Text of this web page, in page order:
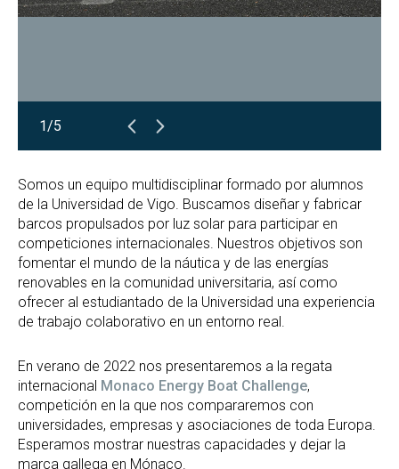
1/5
Somos un equipo multidisciplinar formado por alumnos
de la Universidad de Vigo. Buscamos diseñar y fabricar
barcos propulsados por luz solar para participar en
competiciones internacionales. Nuestros objetivos son
fomentar el mundo de la náutica y de las energías
renovables en la comunidad universitaria, así como
ofrecer al estudiantado de la Universidad una experiencia
de trabajo colaborativo en un entorno real.
En verano de 2022 nos presentaremos a la regata
internacional Monaco Energy Boat Challenge,
competición en la que nos compararemos con
universidades, empresas y asociaciones de toda Europa.
Esperamos mostrar nuestras capacidades y dejar la
marca gallega en Mónaco.